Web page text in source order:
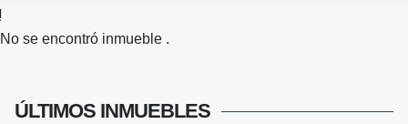
No se encontró inmueble .
ÚLTIMOS INMUEBLES